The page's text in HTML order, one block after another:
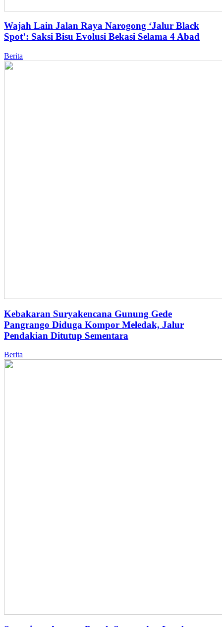
Wajah Lain Jalan Raya Narogong ‘Jalur Black
Spot’: Saksi Bisu Evolusi Bekasi Selama 4 Abad
Berita
Kebakaran Suryakencana Gunung Gede
Pangrango Diduga Kompor Meledak, Jalur
Pendakian Ditutup Sementara
Berita